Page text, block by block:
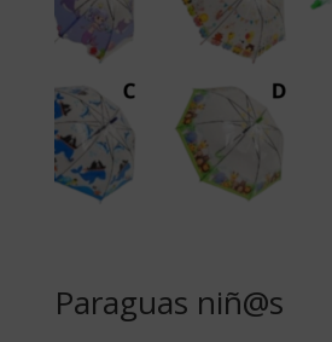
Paraguas niñ@s